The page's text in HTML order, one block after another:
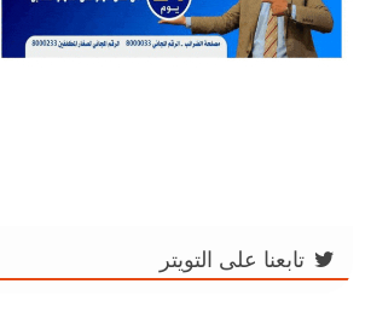
تابعنا على التويتر